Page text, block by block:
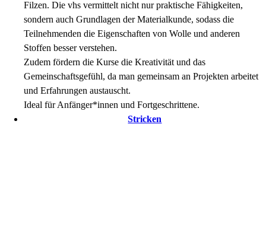
Filzen. Die vhs vermittelt nicht nur praktische Fähigkeiten,
sondern auch Grundlagen der Materialkunde, sodass die
Teilnehmenden die Eigenschaften von Wolle und anderen
Stoffen besser verstehen.
Zudem fördern die Kurse die Kreativität und das
Gemeinschaftsgefühl, da man gemeinsam an Projekten arbeitet
und Erfahrungen austauscht.
Ideal für Anfänger*innen und Fortgeschrittene.
Stricken